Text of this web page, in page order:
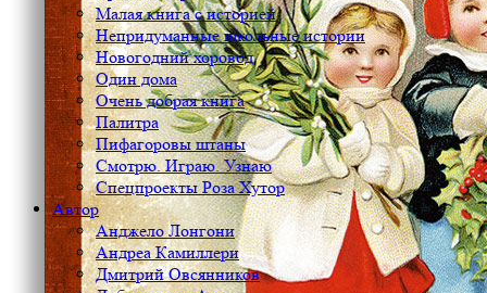
Малая книга с историей
Непридуманные школьные истории
Новогодний хоровод
Один дома
Очень добрая книга
Палитра
Пифагоровы штаны
Смотрю. Играю. Узнаю
Спецпроекты Роза Хутор
Автор
Анджело Лонгони
Андреа Камиллери
Дмитрий Овсянников